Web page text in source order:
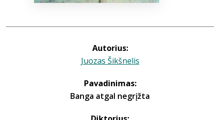
Autorius:
Juozas Šikšnelis
Pavadinimas:
Banga atgal negrįžta